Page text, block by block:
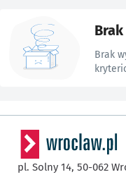
Brak
pl. Solny 14, 50-062